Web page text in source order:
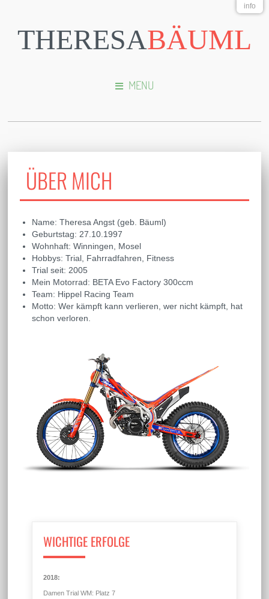
info
THERESABÄUML
MENU
ÜBER MICH
Name: Theresa Angst (geb. Bäuml)
Geburtstag: 27.10.1997
Wohnhaft: Winningen, Mosel
Hobbys: Trial, Fahrradfahren, Fitness
Trial seit: 2005
Mein Motorrad: BETA Evo Factory 300ccm
Team: Hippel Racing Team
Motto: Wer kämpft kann verlieren, wer nicht kämpft, hat
schon verloren.
WICHTIGE ERFOLGE
2018:
Damen Trial WM: Platz 7